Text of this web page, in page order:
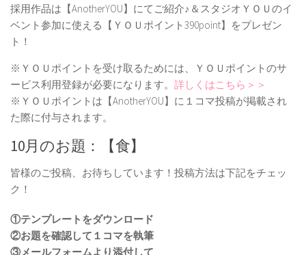
採用作品は【AnotherYOU】にてご紹介♪＆スタジオＹＯＵのイ
ベント参加に使える【ＹＯＵポイント390point】をプレゼン
ト！
※ＹＯＵポイントを受け取るためには、ＹＯＵポイントのサ
ービス利用登録が必要になります。 詳しくはこちら＞＞
※ＹＯＵポイントは【AnotherYOU】に１コマ投稿が掲載され
た際に付与されます。
10月のお題：【食】
皆様のご投稿、お待ちしています！投稿方法は下記をチェッ
ク！
①テンプレートをダウンロード
②お題を確認して１コマを執筆
③メールフォームより添付して